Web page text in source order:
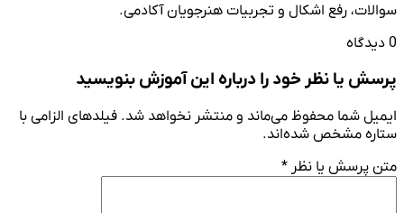
سوالات، رفع اشکال و تجربیات هنرجویان آکادمی.
پرسش یا نظر خود را درباره این آموزش بنویسید
ایمیل شما محفوظ می‌ماند و منتشر نخواهد شد. فیلدهای الزامی با
ستاره مشخص شده‌اند.
متن پرسش یا نظر*